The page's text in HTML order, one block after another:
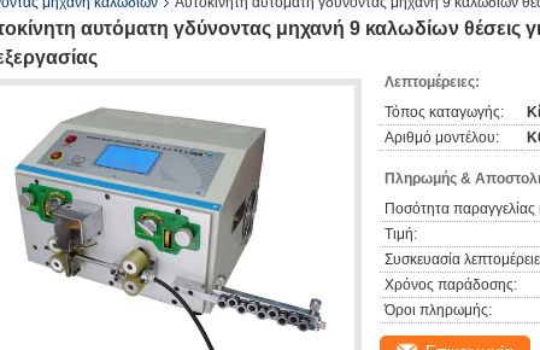
αυτόματη γδύνοντας μηχανή 9 καλωδίων θέσεις
Λεπτομέρειες:
Τόπος καταγωγής:
Αριθμό μοντέλου:
Πληρωμής &
Ποσότητα παραγγελίας
Τιμή:
Συσκευασία
Χρόνος παράδοσης:
Όροι πληρωμής: